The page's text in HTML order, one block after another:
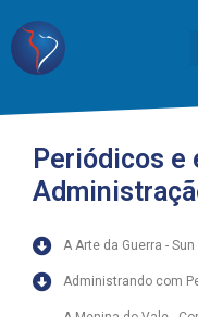
Periódicos e
A Arte da Guerra - Sun
Administrando com